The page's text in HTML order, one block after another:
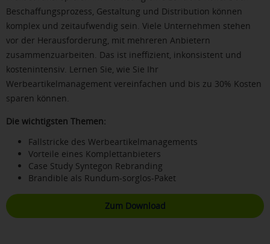
Beschaffungsprozess, Gestaltung und Distribution können
komplex und zeitaufwendig sein. Viele Unternehmen stehen
vor der Herausforderung, mit mehreren Anbietern
zusammenzuarbeiten. Das ist ineffizient, inkonsistent und
kostenintensiv. Lernen Sie, wie Sie Ihr
Werbeartikelmanagement vereinfachen und bis zu 30% Kosten
sparen können.
Die wichtigsten Themen:
Fallstricke des Werbeartikelmanagements
Vorteile eines Komplettanbieters
Case Study Syntegon Rebranding
Brandible als Rundum-sorglos-Paket
Zum Download